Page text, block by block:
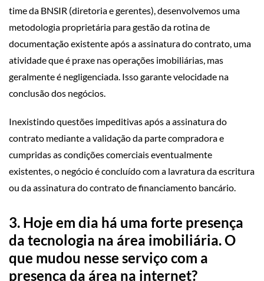
time da BNSIR (diretoria e gerentes), desenvolvemos uma
metodologia proprietária para gestão da rotina de
documentação existente após a assinatura do contrato, uma
atividade que é praxe nas operações imobiliárias, mas
geralmente é negligenciada. Isso garante velocidade na
conclusão dos negócios.
Inexistindo questões impeditivas após a assinatura do
contrato mediante a validação da parte compradora e
cumpridas as condições comerciais eventualmente
existentes, o negócio é concluído com a lavratura da escritura
ou da assinatura do contrato de financiamento bancário.
3. Hoje em dia há uma forte presença
da tecnologia na área imobiliária. O
que mudou nesse serviço com a
presença da área na internet?